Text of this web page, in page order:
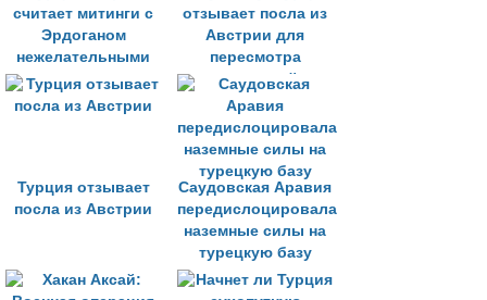
считает митинги с
Эрдоганом
нежелательными
отзывает посла из
Австрии для
пересмотра
отношений
Турция отзывает
посла из Австрии
Саудовская Аравия
передислоцировала
наземные силы на
турецкую базу